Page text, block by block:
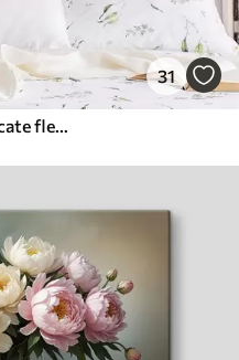
31
Gros plan sur une grande et délicate fleur de couleur pastel aux pétales souples et ondulants